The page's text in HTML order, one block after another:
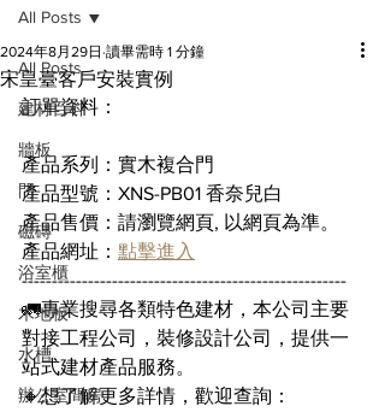
All Posts
建材百科
牆板
門
磁磚
浴室櫃
木地板
水槽
辦公室間房
All Posts
宋皇臺客戶安裝實例
2024年8月29日 讀畢需時 1 分鐘
訂單資料：
產品系列：實木複合門
產品型號：XNS-PB01 香奈兒白
產品售價：請瀏覽網頁, 以網頁為準。
產品網址： 點擊進入
------------------------------------------------------
🚛專業搜尋各類特色建材，本公司主要
對接工程公司，裝修設計公司，提供一
站式建材產品服務。
🔸想了解更多詳情，歡迎查詢：